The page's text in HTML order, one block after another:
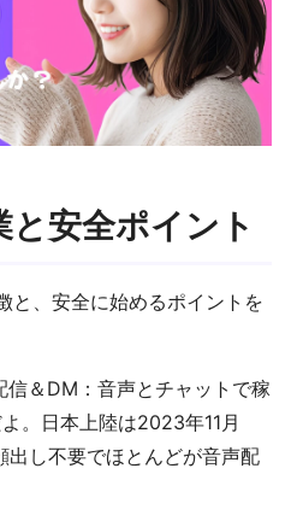
安全ポイント
と、安全に始めるポイントを
信＆DM：音声とチャットで稼
。日本上陸は2023年11月
し不要でほとんどが音声配